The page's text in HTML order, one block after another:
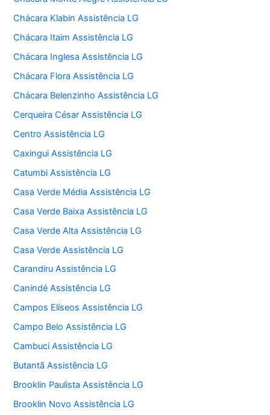
Chácara Klabin Assistência LG
Chácara Itaim Assistência LG
Chácara Inglesa Assistência LG
Chácara Flora Assistência LG
Chácara Belenzinho Assistência LG
Cerqueira César Assistência LG
Centro Assistência LG
Caxingui Assistência LG
Catumbi Assistência LG
Casa Verde Média Assistência LG
Casa Verde Baixa Assistência LG
Casa Verde Alta Assistência LG
Casa Verde Assistência LG
Carandiru Assistência LG
Canindé Assistência LG
Campos Elíseos Assistência LG
Campo Belo Assistência LG
Cambuci Assistência LG
Butantã Assistência LG
Brooklin Paulista Assistência LG
Brooklin Novo Assistência LG